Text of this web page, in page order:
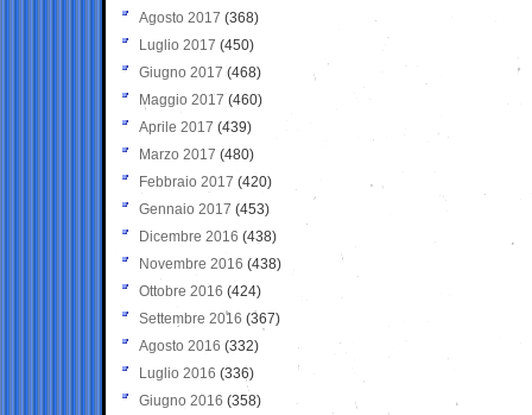
Agosto 2017 (368)
Luglio 2017 (450)
Giugno 2017 (468)
Maggio 2017 (460)
Aprile 2017 (439)
Marzo 2017 (480)
Febbraio 2017 (420)
Gennaio 2017 (453)
Dicembre 2016 (438)
Novembre 2016 (438)
Ottobre 2016 (424)
Settembre 2016 (367)
Agosto 2016 (332)
Luglio 2016 (336)
Giugno 2016 (358)